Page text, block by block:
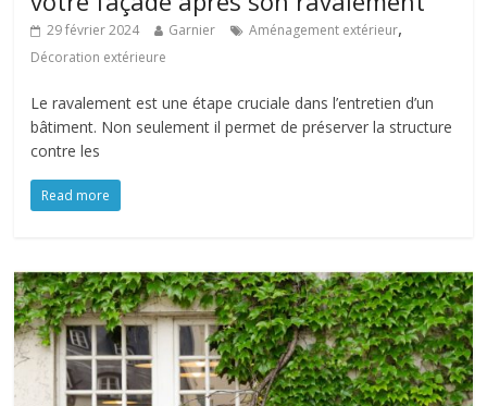
29 février 2024 Garnier Aménagement extérieur,
Décoration extérieure
Le ravalement est une étape cruciale dans l’entretien d’un
bâtiment. Non seulement il permet de préserver la structure
contre les
Read more